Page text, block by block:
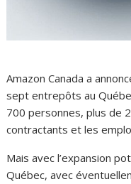
Amazon Canada a
sept entrepôts au
700 personnes, plus de
contractants et les
Mais avec l’expansion
Québec, avec